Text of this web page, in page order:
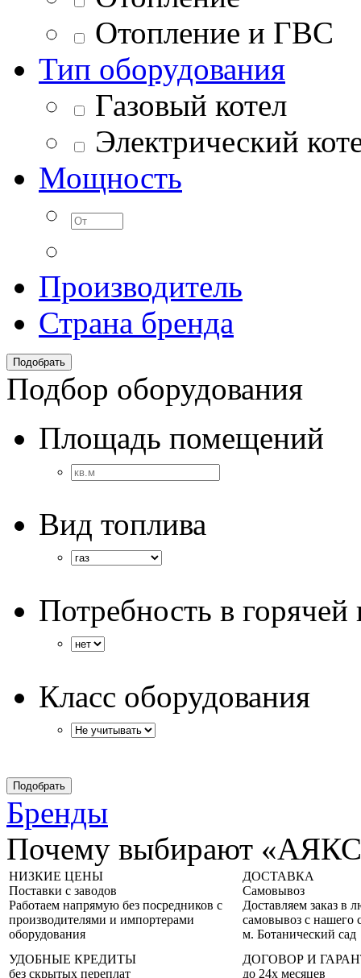
Отопление и ГВС
Тип оборудования
Газовый котел
Электрический
Мощность
Производитель
Страна бренда
Подбор оборудования
Площадь помещений
Вид топлива
Потребность в горячей
Класс оборудования
Бренды
Почему выбирают
НИЗКИЕ ЦЕНЫ
Поставки с заводов
Работаем напрямую без посредников с
производителями и импортерами
оборудования
ДОСТАВКА
Самовывоз
Доставляем заказ в
самовывоз с нашего
м. Ботанический сад
УДОБНЫЕ КРЕДИТЫ
без скрытых переплат
ДОГОВОР И
до 24х месяцев